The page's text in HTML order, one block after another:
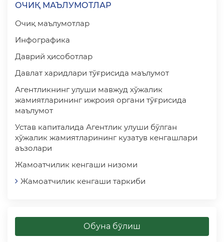
ОЧИҚ МАЪЛУМОТЛАР
Очиқ маълумотлар
Инфографика
Даврий ҳисоботлар
Давлат харидлари тўғрисида маълумот
Агентликнинг улуши мавжуд хўжалик
жамиятларининг ижроия органи тўғрисида
маълумот
Устав капиталида Агентлик улуши бўлган
хўжалик жамиятларининг кузатув кенгашлари
аъзолари
Жамоатчилик кенгаши низоми
Жамоатчилик кенгаши таркиби
Обуна бўлиш